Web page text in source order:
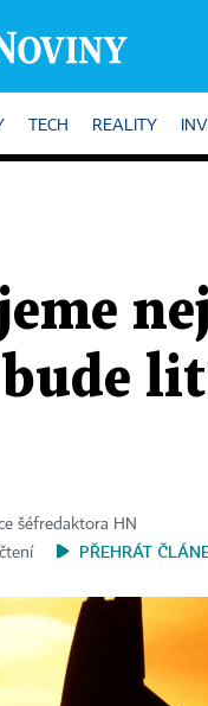
TECH REALITY
šéfredaktora HN
PŘEHRÁT